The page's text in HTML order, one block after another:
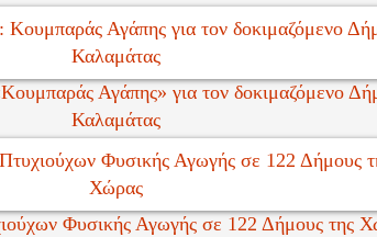
Αγάπης» για τον δοκιμαζόμενο
Καλαμάτας
Φυσικής Αγωγής σε 122 Δήμους της